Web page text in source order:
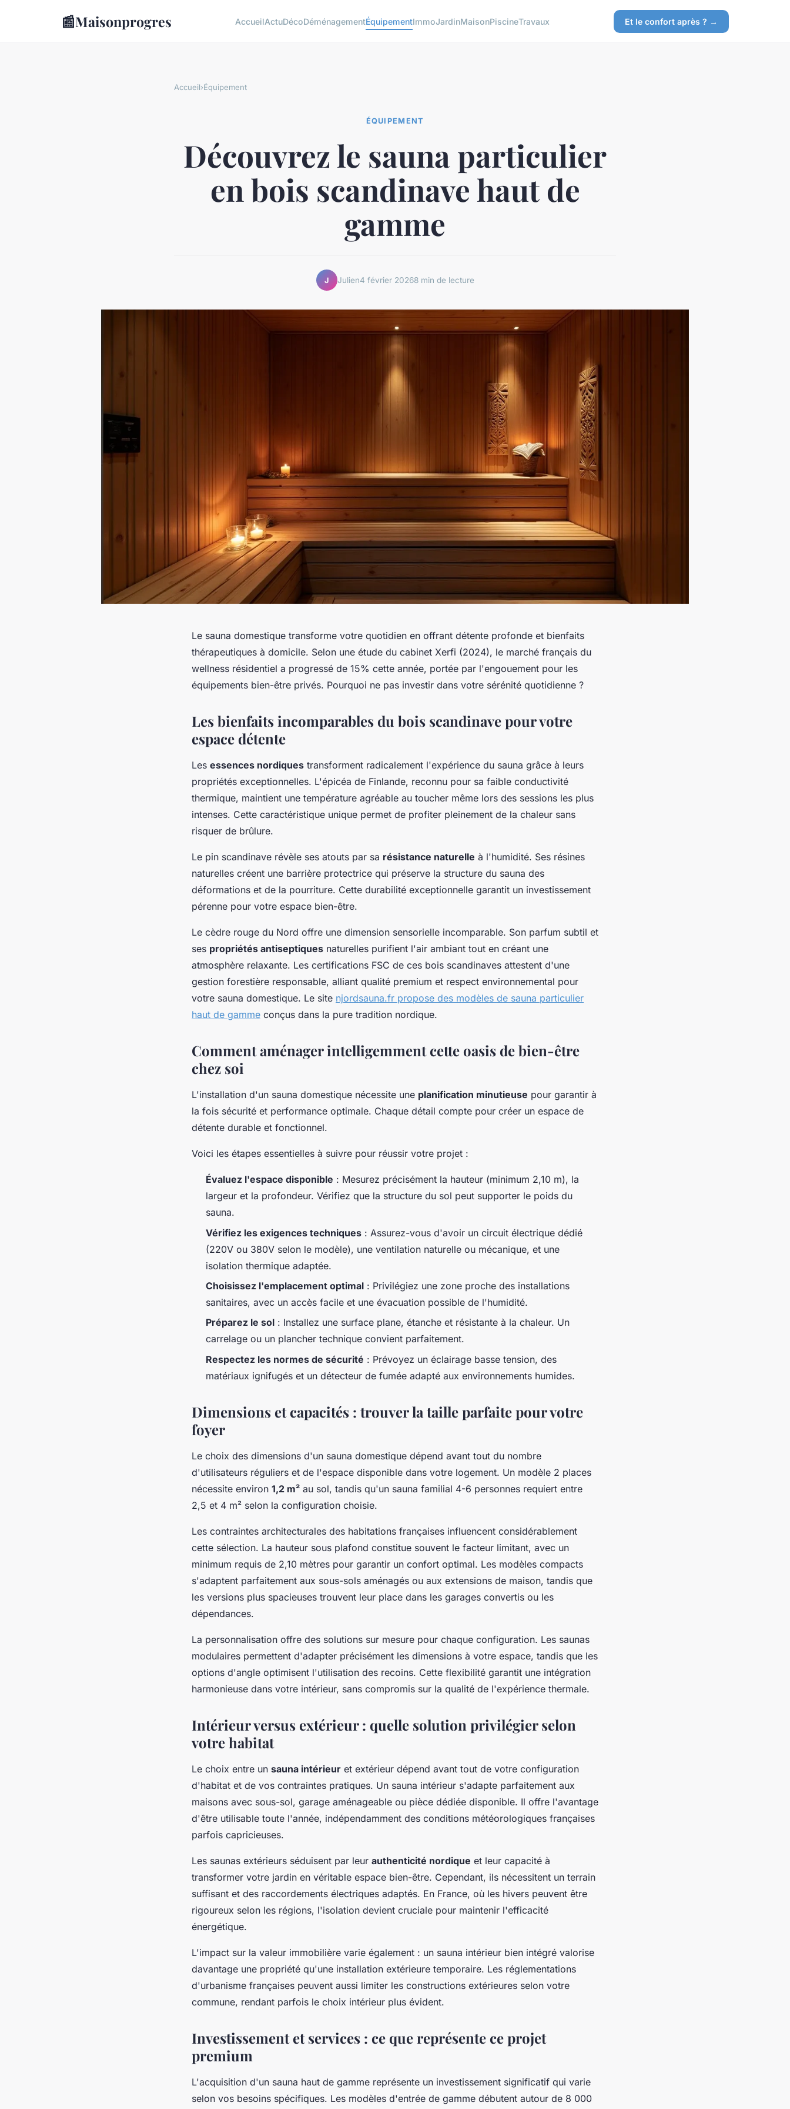
📰Maisonprogres AccueilActuDécoDéménagementÉquipementImmoJardinMaisonPiscineTravaux Et le confort après ? →
Accueil›Équipement
ÉQUIPEMENT
Découvrez le sauna particulier
en bois scandinave haut de
gamme
J Julien4 février 20268 min de lecture
Le sauna domestique transforme votre quotidien en offrant détente profonde et bienfaits
thérapeutiques à domicile. Selon une étude du cabinet Xerfi (2024), le marché français du
wellness résidentiel a progressé de 15% cette année, portée par l'engouement pour les
équipements bien-être privés. Pourquoi ne pas investir dans votre sérénité quotidienne ?
Les bienfaits incomparables du bois scandinave pour votre
espace détente
Les essences nordiques transforment radicalement l'expérience du sauna grâce à leurs
propriétés exceptionnelles. L'épicéa de Finlande, reconnu pour sa faible conductivité
thermique, maintient une température agréable au toucher même lors des sessions les plus
intenses. Cette caractéristique unique permet de profiter pleinement de la chaleur sans
risquer de brûlure.
Le pin scandinave révèle ses atouts par sa résistance naturelle à l'humidité. Ses résines
naturelles créent une barrière protectrice qui préserve la structure du sauna des
déformations et de la pourriture. Cette durabilité exceptionnelle garantit un investissement
pérenne pour votre espace bien-être.
Le cèdre rouge du Nord offre une dimension sensorielle incomparable. Son parfum subtil et
ses propriétés antiseptiques naturelles purifient l'air ambiant tout en créant une
atmosphère relaxante. Les certifications FSC de ces bois scandinaves attestent d'une
gestion forestière responsable, alliant qualité premium et respect environnemental pour
votre sauna domestique. Le site njordsauna.fr propose des modèles de sauna particulier
haut de gamme conçus dans la pure tradition nordique.
Comment aménager intelligemment cette oasis de bien-être
chez soi
L'installation d'un sauna domestique nécessite une planification minutieuse pour garantir à
la fois sécurité et performance optimale. Chaque détail compte pour créer un espace de
détente durable et fonctionnel.
Voici les étapes essentielles à suivre pour réussir votre projet :
Évaluez l'espace disponible : Mesurez précisément la hauteur (minimum 2,10 m), la
largeur et la profondeur. Vérifiez que la structure du sol peut supporter le poids du
sauna.
Vérifiez les exigences techniques : Assurez-vous d'avoir un circuit électrique dédié
(220V ou 380V selon le modèle), une ventilation naturelle ou mécanique, et une
isolation thermique adaptée.
Choisissez l'emplacement optimal : Privilégiez une zone proche des installations
sanitaires, avec un accès facile et une évacuation possible de l'humidité.
Préparez le sol : Installez une surface plane, étanche et résistante à la chaleur. Un
carrelage ou un plancher technique convient parfaitement.
Respectez les normes de sécurité : Prévoyez un éclairage basse tension, des
matériaux ignifugés et un détecteur de fumée adapté aux environnements humides.
Dimensions et capacités : trouver la taille parfaite pour votre
foyer
Le choix des dimensions d'un sauna domestique dépend avant tout du nombre
d'utilisateurs réguliers et de l'espace disponible dans votre logement. Un modèle 2 places
nécessite environ 1,2 m² au sol, tandis qu'un sauna familial 4-6 personnes requiert entre
2,5 et 4 m² selon la configuration choisie.
Les contraintes architecturales des habitations françaises influencent considérablement
cette sélection. La hauteur sous plafond constitue souvent le facteur limitant, avec un
minimum requis de 2,10 mètres pour garantir un confort optimal. Les modèles compacts
s'adaptent parfaitement aux sous-sols aménagés ou aux extensions de maison, tandis que
les versions plus spacieuses trouvent leur place dans les garages convertis ou les
dépendances.
La personnalisation offre des solutions sur mesure pour chaque configuration. Les saunas
modulaires permettent d'adapter précisément les dimensions à votre espace, tandis que les
options d'angle optimisent l'utilisation des recoins. Cette flexibilité garantit une intégration
harmonieuse dans votre intérieur, sans compromis sur la qualité de l'expérience thermale.
Intérieur versus extérieur : quelle solution privilégier selon
votre habitat
Le choix entre un sauna intérieur et extérieur dépend avant tout de votre configuration
d'habitat et de vos contraintes pratiques. Un sauna intérieur s'adapte parfaitement aux
maisons avec sous-sol, garage aménageable ou pièce dédiée disponible. Il offre l'avantage
d'être utilisable toute l'année, indépendamment des conditions météorologiques françaises
parfois capricieuses.
Les saunas extérieurs séduisent par leur authenticité nordique et leur capacité à
transformer votre jardin en véritable espace bien-être. Cependant, ils nécessitent un terrain
suffisant et des raccordements électriques adaptés. En France, où les hivers peuvent être
rigoureux selon les régions, l'isolation devient cruciale pour maintenir l'efficacité
énergétique.
L'impact sur la valeur immobilière varie également : un sauna intérieur bien intégré valorise
davantage une propriété qu'une installation extérieure temporaire. Les réglementations
d'urbanisme françaises peuvent aussi limiter les constructions extérieures selon votre
commune, rendant parfois le choix intérieur plus évident.
Investissement et services : ce que représente ce projet
premium
L'acquisition d'un sauna haut de gamme représente un investissement significatif qui varie
selon vos besoins spécifiques. Les modèles d'entrée de gamme débutent autour de 8 000